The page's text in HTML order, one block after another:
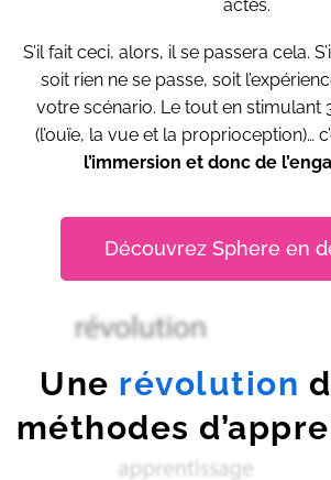
actes.
S’il fait ceci, alors, il se passera cela.
soit rien ne se passe, soit
votre scénario. Le tout en stimulant
(l’ouïe, la vue et la proprioception)…
l’immersion et donc de
Découvrez Sphere en
Une révolution
méthodes